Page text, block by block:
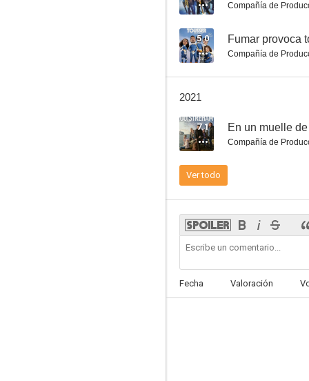
6.5
6.0
Compañía de
5.0 Fumar provoca
Compañía de
2021
7.1 En un muelle
Compañía de
Ver todo
Fecha Valoración